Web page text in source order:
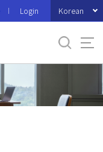
Login Korean